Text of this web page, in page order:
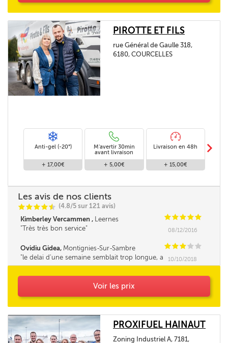
PIROTTE ET FILS
rue Général de Gaulle 318,
6180, COURCELLES
Anti-gel (-20°)
+ 17,00€
M'avertir 30min
avant livraison
+ 5,00€
Livraison en 48h
+ 15,00€
m
Les avis de nos clients
CCCCi
@ (4.8/5 sur 121 avis)
Kimberley Vercammen , Leernes CCCCC
Très très bon service
08/12/2016
Ovidiu Gidea, Montignies-Sur-Sambre CCC C C
le delai d'une semaine semblait trop longue, a
cause de ça on a payé quelques euros en plus,
10/10/2018
Voir les prix
PROXIFUEL HAINAUT
Zoning Industriel A, 7181,